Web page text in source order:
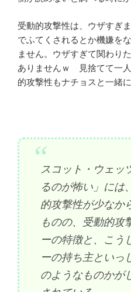
受動的攻撃性は、ウザすぎ
でふてくされるとか機嫌を
ません。ウザすぎて関わり
ありませんｗ 見捨てて一
的攻撃性もナチョスと一緒
スコット・ウェッ
るのが怖い」には
的攻撃性が少なか
ものの、受動的攻
ーの特徴と、こう
ーの持ち主といっ
のようなものかが